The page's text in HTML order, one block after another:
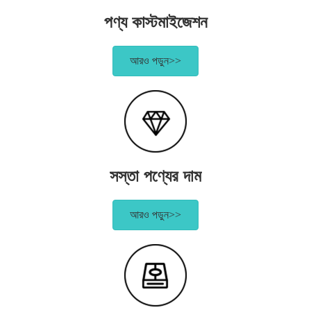
পণ্য কাস্টমাইজেশন
আরও পড়ুন>>
সস্তা পণ্যের দাম
আরও পড়ুন>>